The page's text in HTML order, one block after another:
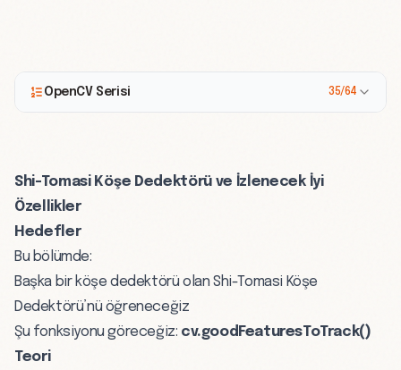
OpenCV Serisi 35/64
Shi-Tomasi Köşe Dedektörü ve İzlenecek İyi
Özellikler
Hedefler
Bu bölümde:
Başka bir köşe dedektörü olan Shi-Tomasi Köşe
Dedektörü’nü öğreneceğiz
Şu fonksiyonu göreceğiz: cv.goodFeaturesToTrack()
Teori